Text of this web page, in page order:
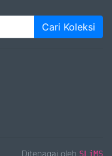
Cari Koleksi
Ditenagai oleh SLiMS